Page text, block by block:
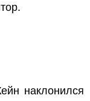
наклонился